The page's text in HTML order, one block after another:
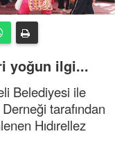
yoğun ilgi...
Belediyesi ile
tarafından
Hıdırellez